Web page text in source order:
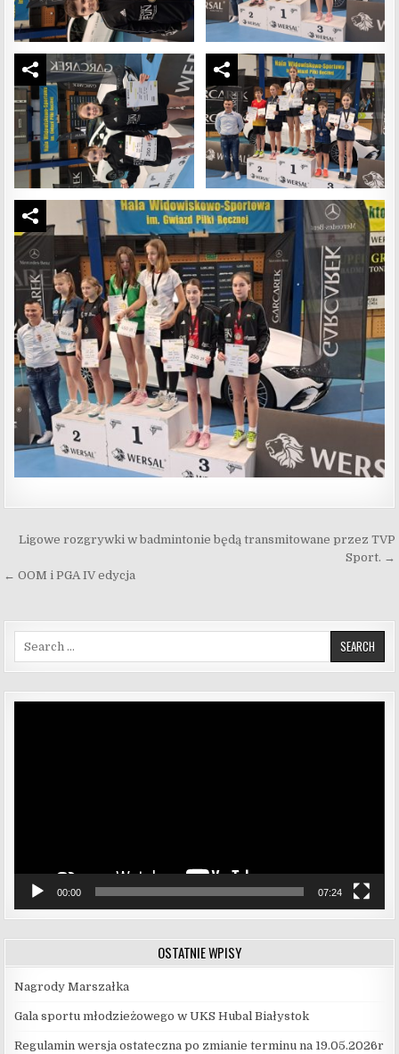
Nawigacja wpisu
Ligowe rozgrywki w badmintonie będą transmitowane przez TVP
Sport. →
← OOM i PGA IV edycja
Search for:
00:00 07:24
OSTATNIE WPISY
Nagrody Marszałka
Gala sportu młodzieżowego w UKS Hubal Białystok
Regulamin wersja ostateczna po zmianie terminu na 19.05.2026r